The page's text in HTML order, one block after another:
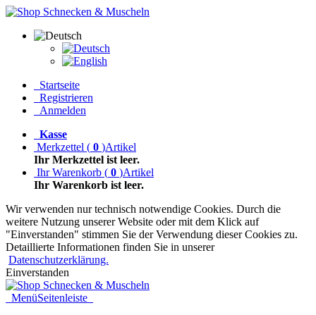
Startseite
Registrieren
Anmelden
Kasse
Merkzettel ( 0 )Artikel
Ihr Merkzettel ist leer.
Ihr Warenkorb ( 0 )Artikel
Ihr Warenkorb ist leer.
Wir verwenden nur technisch notwendige Cookies. Durch die
weitere Nutzung unserer Website oder mit dem Klick auf
"Einverstanden" stimmen Sie der Verwendung dieser Cookies zu.
Detaillierte Informationen finden Sie in unserer
Datenschutzerklärung.
Einverstanden
MenüSeitenleiste